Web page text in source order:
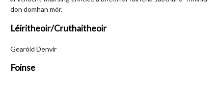
don domhan mór.
Léiritheoir/Cruthaitheoir
Gearóid Denvir
Foinse